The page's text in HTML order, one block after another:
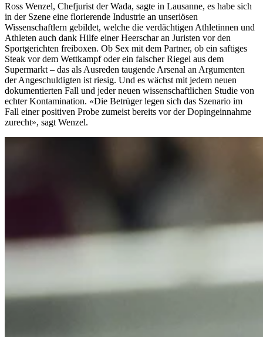
Ross Wenzel, Chefjurist der Wada, sagte in Lausanne, es habe sich
in der Szene eine florierende Industrie an unseriösen
Wissenschaftlern gebildet, welche die verdächtigen Athletinnen und
Athleten auch dank Hilfe einer Heerschar an Juristen vor den
Sportgerichten freiboxen. Ob Sex mit dem Partner, ob ein saftiges
Steak vor dem Wettkampf oder ein falscher Riegel aus dem
Supermarkt – das als Ausreden taugende Arsenal an Argumenten
der Angeschuldigten ist riesig. Und es wächst mit jedem neuen
dokumentierten Fall und jeder neuen wissenschaftlichen Studie von
echter Kontamination. «Die Betrüger legen sich das Szenario im
Fall einer positiven Probe zumeist bereits vor der Dopingeinnahme
zurecht», sagt Wenzel.